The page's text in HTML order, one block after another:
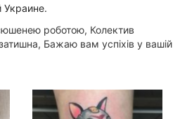
Украине.
роботою, Колектив
Бажаю вам успіхів у вашій